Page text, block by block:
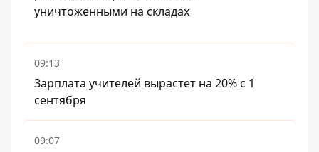
уничтоженными на складах
09:13
Зарплата учителей вырастет на 20% с 1
сентября
09:07